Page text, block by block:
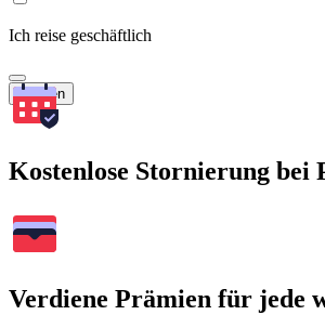
Ich reise geschäftlich
Suchen
Kostenlose Stornierung bei
Verdiene Prämien für jede